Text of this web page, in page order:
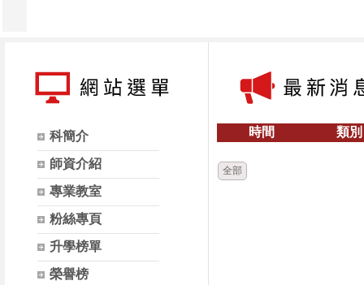
科簡介
師資介紹
專業教室
粉絲專頁
升學榜單
榮譽榜
時間 類別
全部